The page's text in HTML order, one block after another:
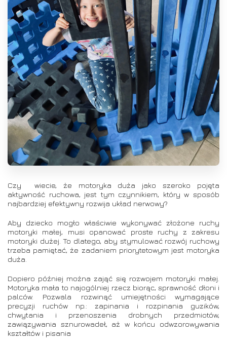
Czy wiecie, że motoryka duża jako szeroko pojęta
aktywność ruchowa, jest tym czynnikiem, który w sposób
najbardziej efektywny rozwija układ nerwowy?
Aby dziecko mogło właściwie wykonywać złożone ruchy
motoryki małej, musi opanować proste ruchy z zakresu
motoryki dużej. To dlatego, aby stymulować rozwój ruchowy
trzeba pamiętać, że zadaniem priorytetowym jest motoryka
duża.
Dopiero później można zająć się rozwojem motoryki małej.
Motoryka mała to najogólniej rzecz biorąc, sprawność dłoni i
palców. Pozwala rozwinąć umiejętności wymagające
precyzji ruchów np.: zapinania i rozpinania guzików,
chwytania i przenoszenia drobnych przedmiotów,
zawiązywania sznurowadeł, aż w końcu odwzorowywania
kształtów i pisania